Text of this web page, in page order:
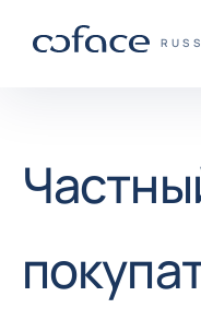
Вернуться на главную